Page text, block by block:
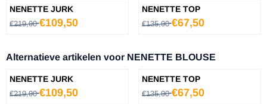
NENETTE JURK
Van 219,00 voor 109,50
€219,00€109,50
NENETTE TOP
Van 135,00 voor 67,50
€135,00€67,50
Alternatieve artikelen voor NENETTE BLOUSE
NENETTE JURK
Van 219,00 voor 109,50
€219,00€109,50
NENETTE TOP
Van 135,00 voor 67,50
€135,00€67,50